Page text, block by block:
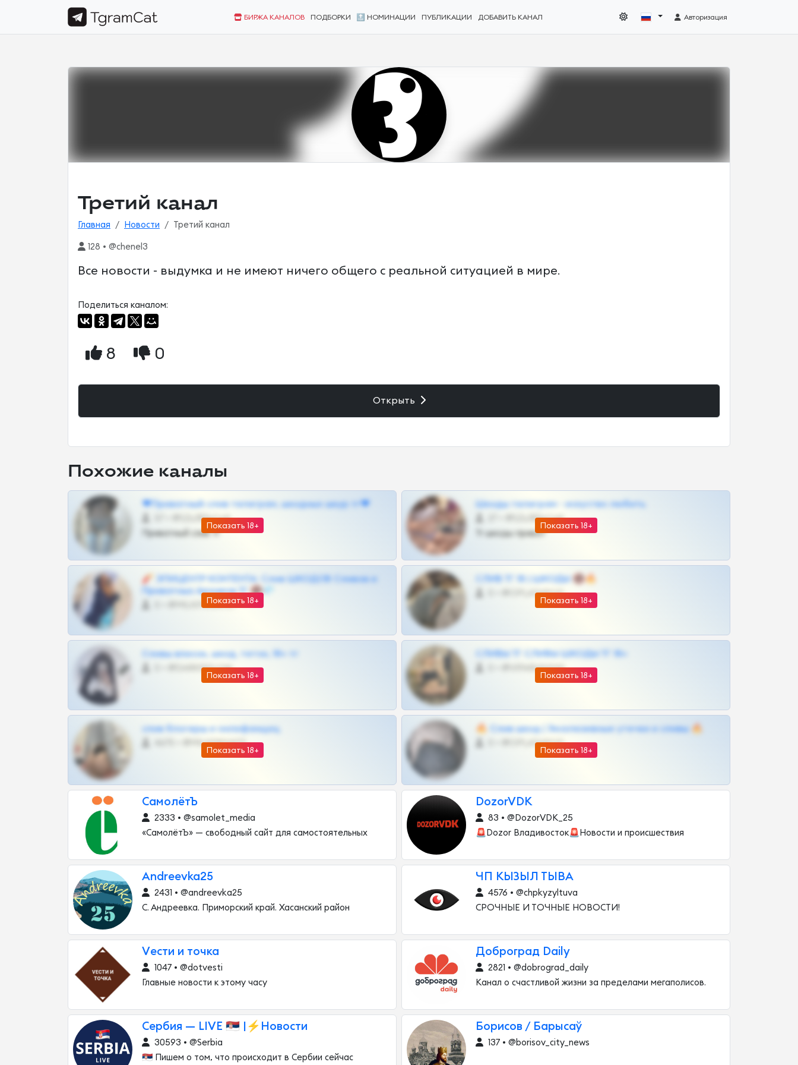
БИРЖА КАНАЛОВ ПОДБОРКИ 🔝 НОМИНАЦИИ ПУБЛИКАЦИИ ДОБАВИТЬ КАНАЛ Авторизация
Третий канал
Главная Новости Третий канал
128 • @chenel3
Все новости - выдумка и не имеют ничего общего с реальной ситуацией в мире.
Поделиться каналом:
8 0
Открыть
Похожие каналы
Показать 18+
❤Приватный слив телеграм, шкодных шкур тг❤
@SZu3ll3sCatt_bot
Приватный слив тг
Показать 18+
Шкоды телеграм - искуство любить
@SZu3ll3sCatt_bot
Тг шкоды приват
Показать 18+
🧨 ЭПИЦЕНТР КОНТЕНТА: Слив ШКОДОВ Сливов и
Приватных Архивов ТГ 🔞💎
@MILKPRIVATES39BOT
Показать 18+
СЛИВ ТГ 18 | ШКОДЫ 🔞🔥
@OPLATAPODPSK1BOT
Показать 18+
Сливы вписок, шкод, теток, 18+ тг
@DARK15FLOWSBOT
Показать 18+
СЛИВЫ ТГ СЛИВЫ ШКОДЫ ТГ 18+
@VIPARHIVS55BOT
Показать 18+
слив блогерш и онлифанщиц
@MILKPRIVATES39BOT
Показать 18+
🔥 Слив шкод | Эксклюзивные утечки и сливы 🔥
@OPLATAPODPSK1BOT
СамолётЪ
2333 • @samolet_media
«СамолётЪ» — свободный сайт для самостоятельных
DozorVDK
83 • @DozorVDK_25
🚨Dozor Владивосток🚨Новости и происшествия
Andreevka25
2431 • @andreevka25
С. Андреевка. Приморский край. Хасанский район
ЧП КЫЗЫЛ ТЫВА
4576 • @chpkyzyltuva
СРОЧНЫЕ И ТОЧНЫЕ НОВОСТИ!
Vести и точка
1047 • @dotvesti
Главные новости к этому часу
Доброград Daily
2821 • @dobrograd_daily
Канал о счастливой жизни за пределами мегаполисов.
Сербия — LIVE 🇷🇸 |⚡️Новости
30593 • @Serbia
🇷🇸 Пишем о том, что происходит в Сербии сейчас
Борисов / Барысаў
137 • @borisov_city_news